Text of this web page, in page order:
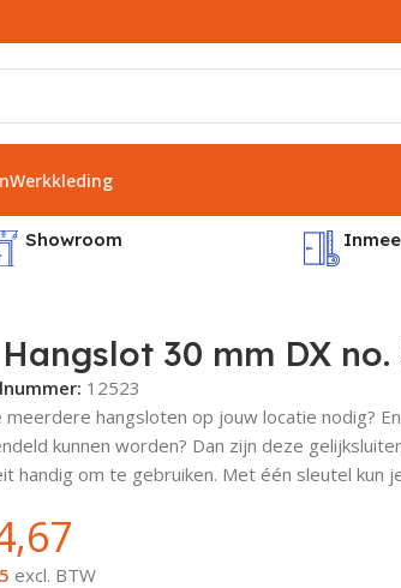
Werkkleding
Showroom
Hangslot 30 mm DX
12523
meerdere hangsloten op jouw locatie nodig?
kunnen worden? Dan zijn deze
handig om te gebruiken. Met één sleutel kun
excl. BTW